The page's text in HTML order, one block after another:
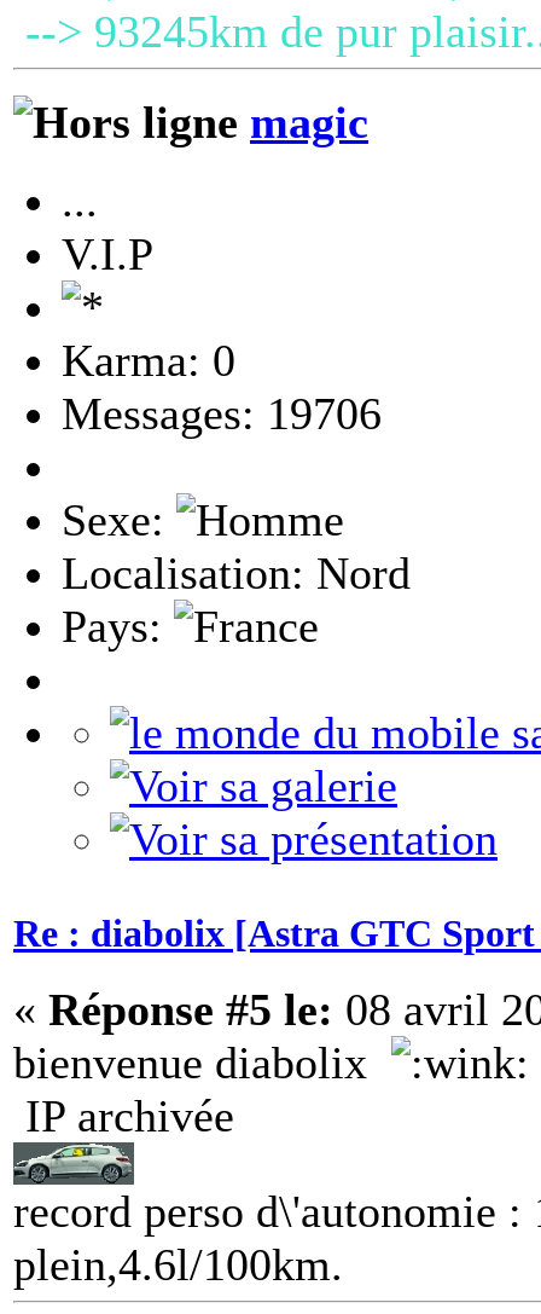
--> 93245km de pur
magic
...
V.I.P
Karma: 0
Messages: 19706
Sexe:
Localisation: Nord
Pays:
Re : diabolix [Astra GTC Sport
« Réponse #5 le: 08 avril
bienvenue diabolix
IP archivée
record perso d\'autonomie :
plein,4.6l/100km.